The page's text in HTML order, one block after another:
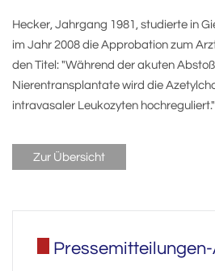
Hecker, Jahrgang 1981, studierte in
im Jahr 2008 die Approbation zum
den Titel: "Während der akuten
Nierentransplantate wird die
intravasaler Leukozyten hochreguliert."
Zur Übersicht